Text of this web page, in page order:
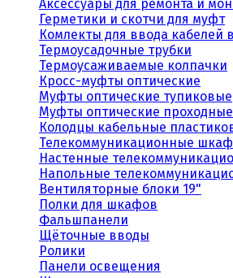
Аксессуары для ремонта и
Герметики и скотчи для муфт
Комлекты для ввода кабелей
Термоусадочные трубки
Термоусаживаемые колпачки
Кросс-муфты оптические
Муфты оптические тупиковые
Муфты оптические проходные
Колодцы кабельные
Телекоммуникационные
Настенные
Напольные
Вентиляторные блоки 19"
Полки для шкафов
Фальшпанели
Щёточные вводы
Ролики
Панели освещения